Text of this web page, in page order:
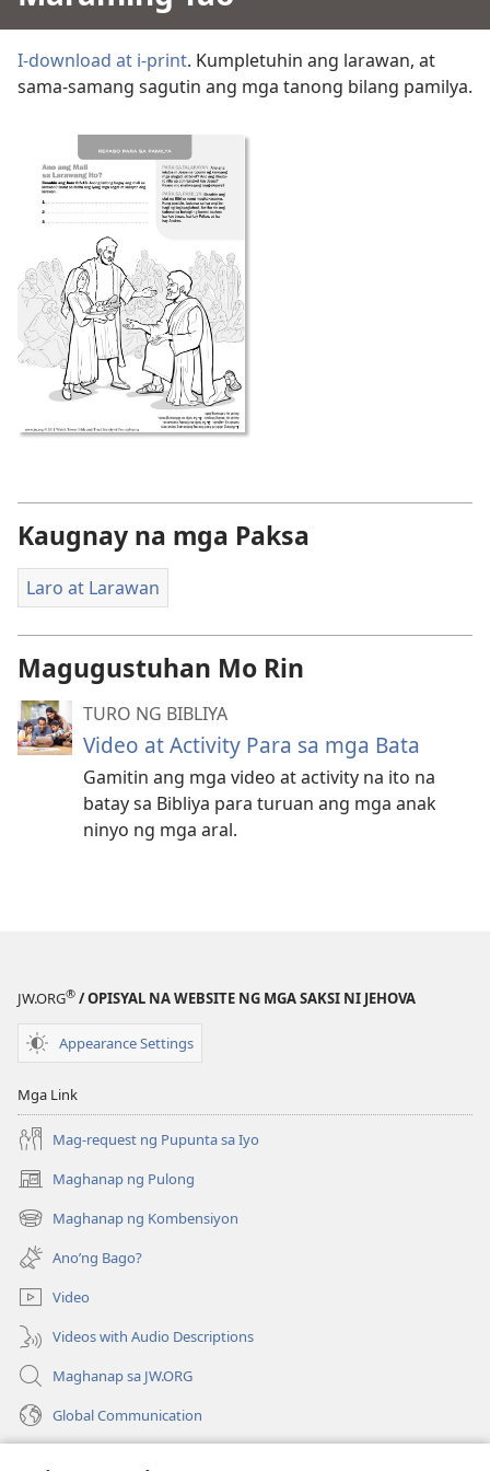
I-download at i-print. Kumpletuhin ang larawan, at
sama-samang sagutin ang mga tanong bilang pamilya.
Kaugnay na mga Paksa
Laro at Larawan
Magugustuhan Mo Rin
TURO NG BIBLIYA
Video at Activity Para sa mga Bata
Gamitin ang mga video at activity na ito na
batay sa Bibliya para turuan ang mga anak
ninyo ng mga aral.
JW.ORG® / OPISYAL NA WEBSITE NG MGA SAKSI NI JEHOVA
Appearance Settings
Mga Link
Mag-request ng Pupunta sa Iyo
Maghanap ng Pulong
(may
bubukas
na
bagong
window)
Maghanap ng Kombensiyon
(may
bubukas
na
bagong
window)
Ano’ng Bago?
Video
Videos with Audio Descriptions
Maghanap sa JW.ORG
Global Communication